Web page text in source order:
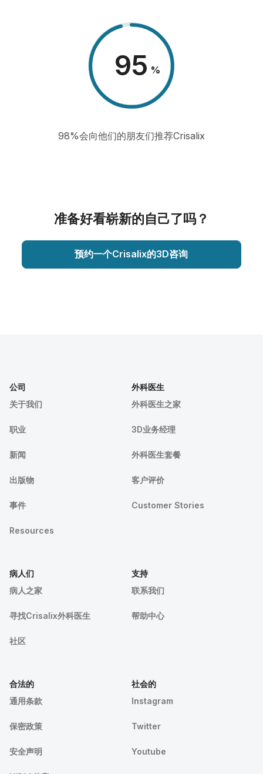
98 %
98%会向他们的朋友们推荐Crisalix
准备好看崭新的自己了吗？
预约一个Crisalix的3D咨询
公司
关于我们
职业
新闻
出版物
事件
Resources
外科医生
外科医生之家
3D业务经理
外科医生套餐
客户评价
Customer Stories
病人们
病人之家
寻找Crisalix外科医生
社区
支持
联系我们
帮助中心
合法的
通用条款
保密政策
安全声明
社会的
Instagram
Twitter
Youtube